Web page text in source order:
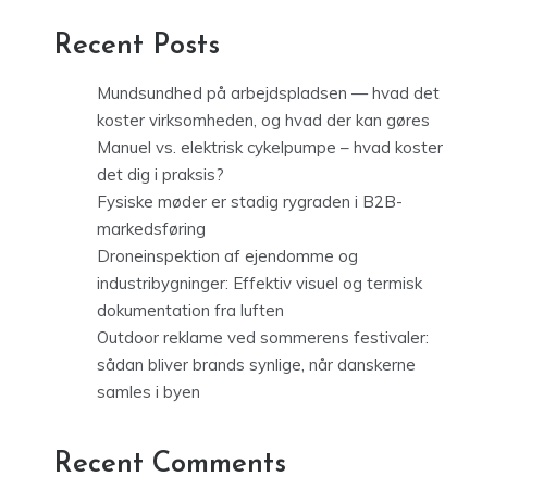
Recent Posts
Mundsundhed på arbejdspladsen — hvad det
koster virksomheden, og hvad der kan gøres
Manuel vs. elektrisk cykelpumpe – hvad koster
det dig i praksis?
Fysiske møder er stadig rygraden i B2B-
markedsføring
Droneinspektion af ejendomme og
industribygninger: Effektiv visuel og termisk
dokumentation fra luften
Outdoor reklame ved sommerens festivaler:
sådan bliver brands synlige, når danskerne
samles i byen
Recent Comments